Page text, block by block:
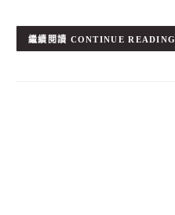
CONTINUE READING